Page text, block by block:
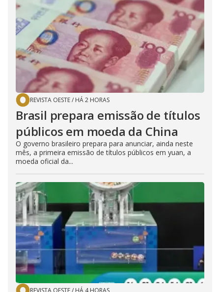
REVISTA OESTE/ HÁ 2 HORAS
Brasil prepara emissão de títulos
públicos em moeda da China
O governo brasileiro prepara para anunciar, ainda neste
mês, a primeira emissão de títulos públicos em yuan, a
moeda oficial da...